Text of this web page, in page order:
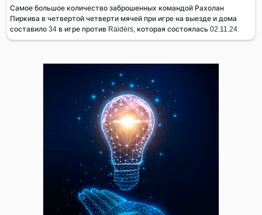
Самое большое количество заброшенных командой Рахолан
Пиркива в четвертой четверти мячей при игре на выезде и дома
составило 34 в игре против Raiders, которая состоялась 02.11.24.